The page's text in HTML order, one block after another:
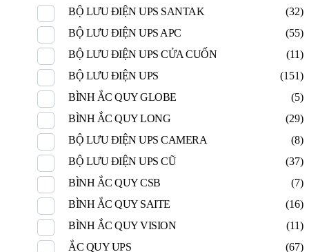
BỘ LƯU ĐIỆN UPS SANTAK
(32)
BỘ LƯU ĐIỆN UPS APC
(55)
BỘ LƯU ĐIỆN UPS CỬA CUỐN
(11)
BỘ LƯU ĐIỆN UPS
(151)
BÌNH ẮC QUY GLOBE
(5)
BÌNH ẮC QUY LONG
(29)
BỘ LƯU ĐIỆN UPS CAMERA
(8)
BỘ LƯU ĐIỆN UPS CŨ
(37)
BÌNH ẮC QUY CSB
(7)
BÌNH ẮC QUY SAITE
(16)
BÌNH ẮC QUY VISION
(11)
ẮC QUY UPS
(67)